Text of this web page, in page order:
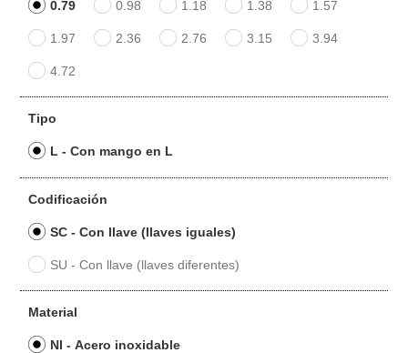
0.79 0.98 1.18 1.38 1.57
1.97 2.36 2.76 3.15 3.94
4.72
Tipo
L - Con mango en L
Codificación
SC - Con llave (llaves iguales)
SU - Con llave (llaves diferentes)
Material
NI - Acero inoxidable